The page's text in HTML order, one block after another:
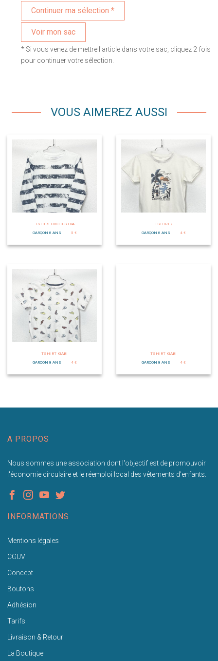
Voir mon sac
* Si vous venez de mettre l'article dans votre sac, cliquez 2 fois
pour continuer votre sélection.
VOUS AIMEREZ AUSSI
TSHIRT ORCHESTRA
GARÇON 8 ANS
5 €
TSHIRT /
GARÇON 8 ANS
4 €
TSHIRT KIABI
GARÇON 8 ANS
4 €
TSHIRT KIABI
GARÇON 8 ANS
4 €
A PROPOS
Nous sommes une association dont l'objectif est de promouvoir
l'économie circulaire et le réemploi local des vêtements d'enfants.
INFORMATIONS
Mentions légales
CGUV
Concept
Boutons
Adhésion
Tarifs
Livraison & Retour
La Boutique